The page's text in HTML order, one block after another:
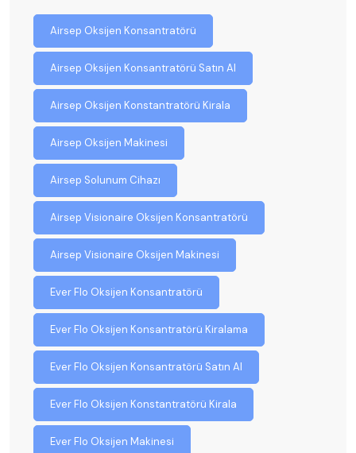
Airsep Oksijen Konsantratörü
Airsep Oksijen Konsantratörü Satın Al
Airsep Oksijen Konstantratörü Kirala
Airsep Oksijen Makinesi
Airsep Solunum Cihazı
Airsep Visionaire Oksijen Konsantratörü
Airsep Visionaire Oksijen Makinesi
Ever Flo Oksijen Konsantratörü
Ever Flo Oksijen Konsantratörü Kiralama
Ever Flo Oksijen Konsantratörü Satın Al
Ever Flo Oksijen Konstantratörü Kirala
Ever Flo Oksijen Makinesi